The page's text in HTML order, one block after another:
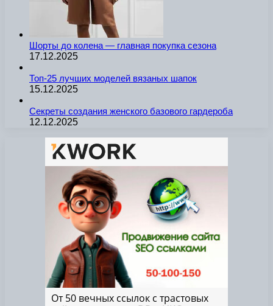
Шорты до колена — главная покупка сезона
17.12.2025
Топ-25 лучших моделей вязаных шапок
15.12.2025
Секреты создания женского базового гардероба
12.12.2025